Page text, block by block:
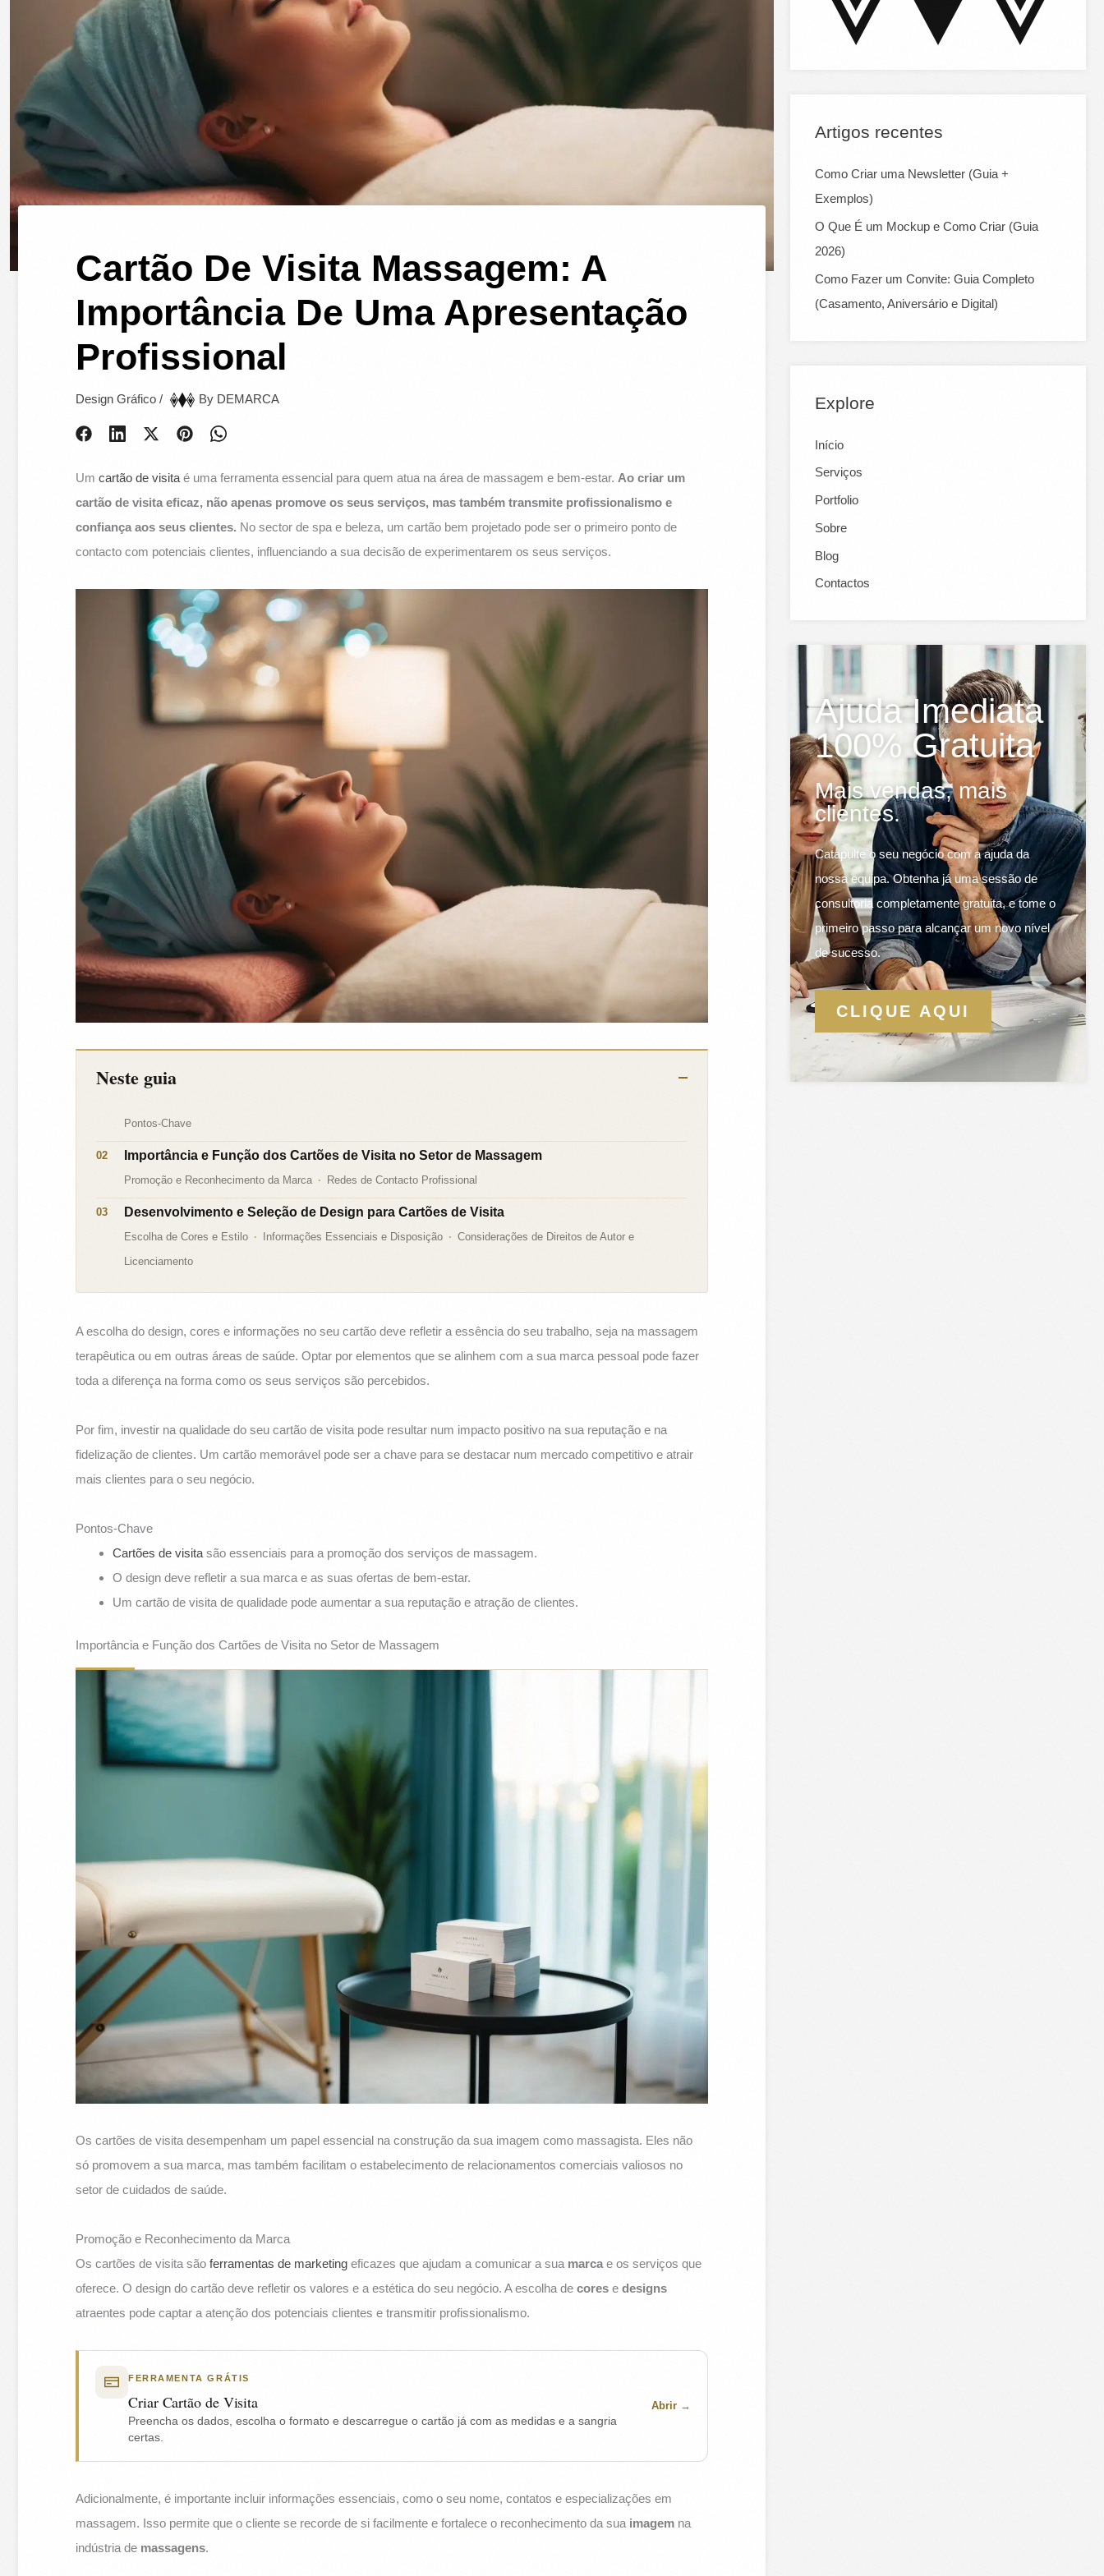
Cartão De Visita Massagem: A
Importância De Uma Apresentação
Profissional
Design Gráfico / By DEMARCA
Umcartão de visita é uma ferramenta essencial para quem atua na área de massagem e bem-estar. Ao criar um
cartão de visita eficaz, não apenas promove os seus serviços, mas também transmite profissionalismo e
confiança aos seus clientes. No sector de spa e beleza, um cartão bem projetado pode ser o primeiro ponto de
contacto com potenciais clientes, influenciando a sua decisão de experimentarem os seus serviços.
Neste guia
Pontos-Chave
Importância e Função dos Cartões de Visita no Setor de Massagem
Promoção e Reconhecimento da Marca Redes de Contacto Profissional
Desenvolvimento e Seleção de Design para Cartões de Visita
Escolha de Cores e Estilo Informações Essenciais e Disposição
Considerações de Direitos de Autor e
Licenciamento
A escolha do design, cores e informações no seu cartão deve refletir a essência do seu trabalho, seja na massagem
terapêutica ou em outras áreas de saúde. Optar por elementos que se alinhem com a sua marca pessoal pode fazer
toda a diferença na forma como os seus serviços são percebidos.
Por fim, investir na qualidade do seu cartão de visita pode resultar num impacto positivo na sua reputação e na
fidelização de clientes. Um cartão memorável pode ser a chave para se destacar num mercado competitivo e atrair
mais clientes para o seu negócio.
Pontos-Chave
Cartões de visita são essenciais para a promoção dos serviços de massagem.
O design deve refletir a sua marca e as suas ofertas de bem-estar.
Um cartão de visita de qualidade pode aumentar a sua reputação e atração de clientes.
Importância e Função dos Cartões de Visita no Setor de Massagem
Os cartões de visita desempenham um papel essencial na construção da sua imagem como massagista. Eles não
só promovem a sua marca, mas também facilitam o estabelecimento de relacionamentos comerciais valiosos no
setor de cuidados de saúde.
Promoção e Reconhecimento da Marca
Os cartões de visita sãoferramentas de marketing eficazes que ajudam a comunicar a sua marca e os serviços que
oferece. O design do cartão deve refletir os valores e a estética do seu negócio. A escolha decores edesigns
atraentes pode captar a atenção dos potenciais clientes e transmitir profissionalismo.
FERRAMENTA GRÁTIS
Criar Cartão de Visita
Preencha os dados, escolha o formato e descarregue o cartão já com as medidas e a sangria
certas.
Abrir
Adicionalmente, é importante incluir informações essenciais, como o seu nome, contatos e especializações em
massagem. Isso permite que o cliente se recorde de si facilmente e fortalece o reconhecimento da sua imagem na
indústria de massagens.
Artigos recentes
Como Criar uma Newsletter (Guia +
Exemplos)
O Que É um Mockup e Como Criar (Guia
2026)
Como Fazer um Convite: Guia Completo
(Casamento, Aniversário e Digital)
Explore
Início
Serviços
Portfolio
Sobre
Blog
Contactos
Ajuda Imediata
100% Gratuita
Mais vendas, mais
clientes.
Catapulte o seu negócio com a ajuda da
nossa equipa. Obtenha já uma sessão de
consultoria completamente gratuita, e tome o
primeiro passo para alcançar um novo nível
de sucesso.
CLIQUE AQUI